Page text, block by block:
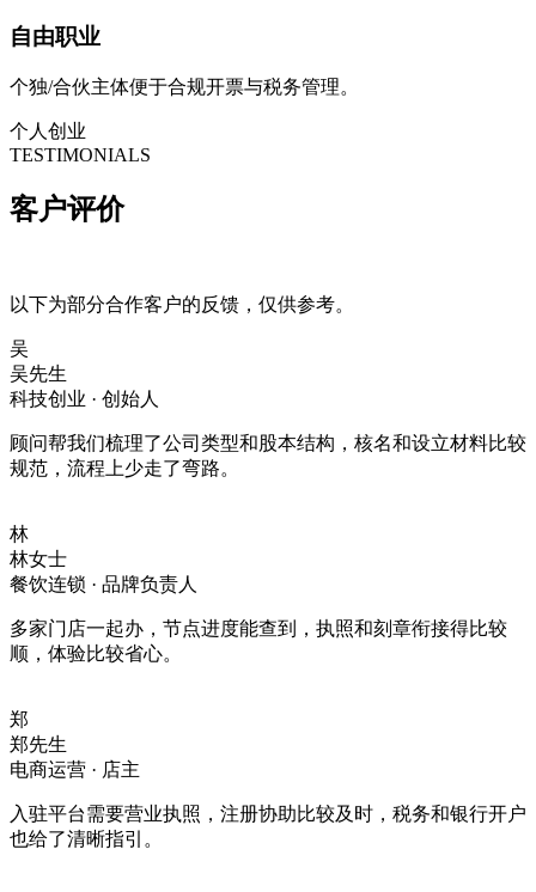
自由职业
个独/合伙主体便于合规开票与税务管理。
个人创业
TESTIMONIALS
客户评价
以下为部分合作客户的反馈，仅供参考。
吴
吴先生
科技创业 · 创始人
顾问帮我们梳理了公司类型和股本结构，核名和设立材料比较
规范，流程上少走了弯路。
林
林女士
餐饮连锁 · 品牌负责人
多家门店一起办，节点进度能查到，执照和刻章衔接得比较
顺，体验比较省心。
郑
郑先生
电商运营 · 店主
入驻平台需要营业执照，注册协助比较及时，税务和银行开户
也给了清晰指引。